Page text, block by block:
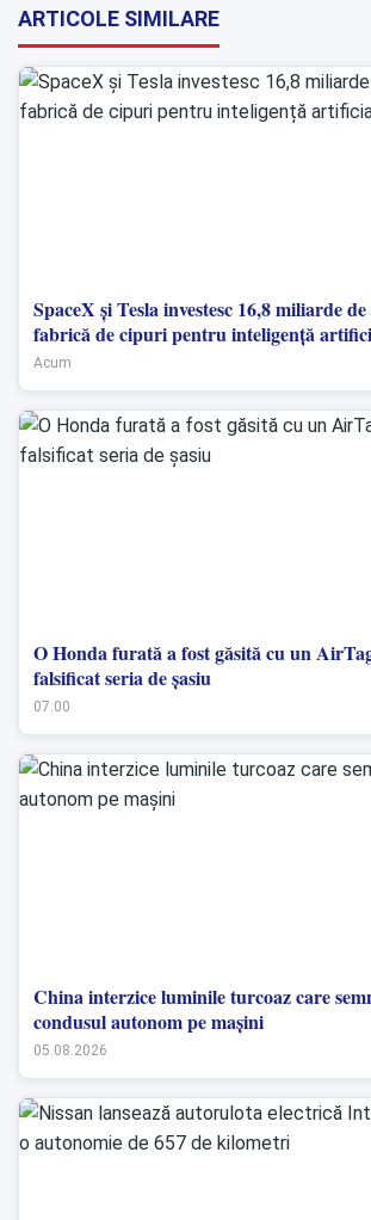
ARTICOLE SIMILARE
SpaceX și Tesla investesc 16,8 miliarde
fabrică de cipuri pentru inteligență
Acum
O Honda furată a fost găsită cu un
falsificat seria de șasiu
07:00
China interzice luminile turcoaz care
condusul autonom pe mașini
05.08.2026